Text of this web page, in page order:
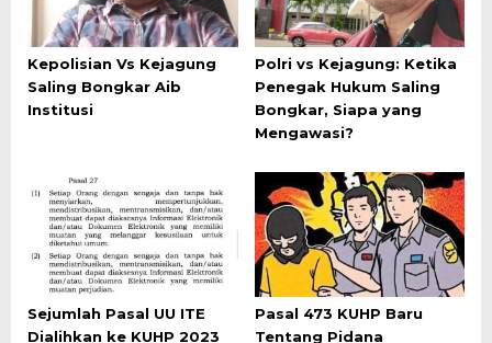
Kepolisian Vs Kejagung
Saling Bongkar Aib
Institusi
Polri vs Kejagung: Ketika
Penegak Hukum Saling
Bongkar, Siapa yang
Mengawasi?
Sejumlah Pasal UU ITE
Dialihkan ke KUHP 2023
Pasal 473 KUHP Baru
Tentang Pidana